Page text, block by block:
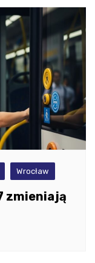
Wrocław
zmieniają